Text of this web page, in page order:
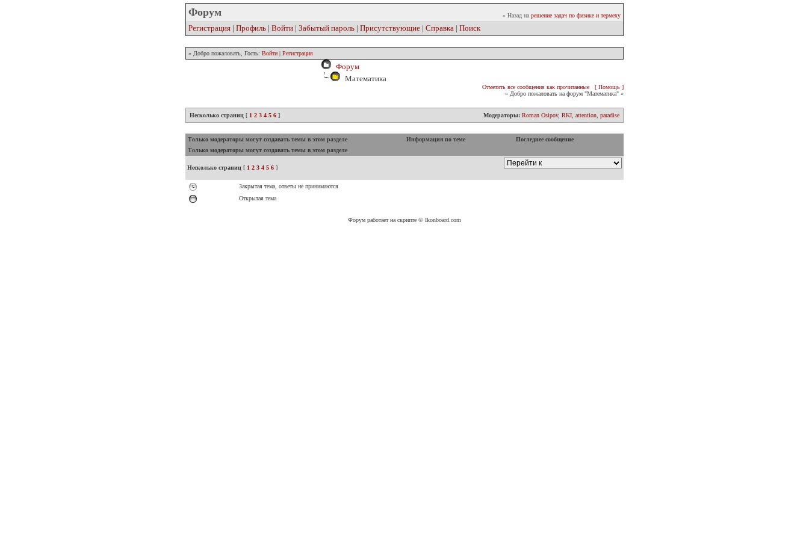
Форум » Назад на решение задач по физике и термеху
Регистрация | Профиль | Войти | Забытый пароль | Присутствующие | Справка | Поиск
» Добро пожаловать, Гость: Войти | Регистрация
Форум
Математика
Отметить все сообщения как прочитанные
[ Помощь ]
» Добро пожаловать на форум "Математика" «
Несколько страниц [ 1 2 3 4 5 6 ] Модераторы: Roman Osipov, RKI attention paradise
Только модераторы могут создавать темы в этом разделе Информация по теме
Последнее сообщение
Только модераторы могут создавать темы в этом разделе
Несколько страниц [ 1 2 3 4 5 6 ]
Закрытая тема, ответы не принимаются
Открытая тема
Форум работает на скрипте © Ikonboard.com